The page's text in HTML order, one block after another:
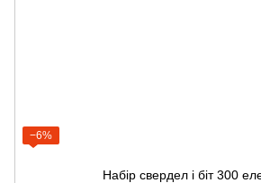
−6%
Набір свердел і біт 300